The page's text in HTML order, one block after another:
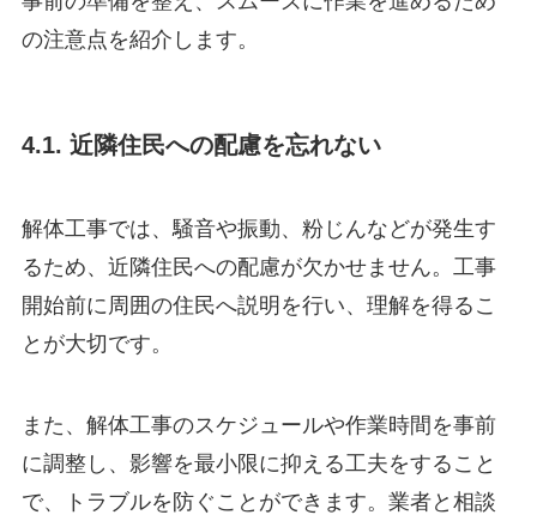
の注意点を紹介します。
4.1. 近隣住民への配慮を忘れない
解体工事では、騒音や振動、粉じんなどが発生す
るため、近隣住民への配慮が欠かせません。工事
開始前に周囲の住民へ説明を行い、理解を得るこ
とが大切です。
また、解体工事のスケジュールや作業時間を事前
に調整し、影響を最小限に抑える工夫をすること
で、トラブルを防ぐことができます。業者と相談